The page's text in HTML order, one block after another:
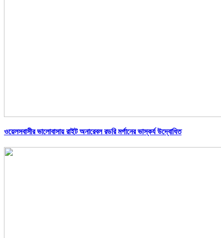
ওয়েলসবাসীর ভালোবাসায় রাইট অনারেবল রডরি মর্গানের ভাস্কর্য উদ্বোধিত